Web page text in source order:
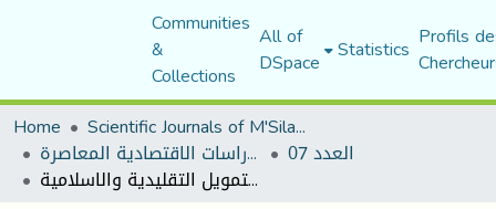
Communities
&
Collections
All of
DSpace Statistics Profils
Home
Scientific Journals of M'Sila University
مجلة الدراسات الاقتصادية المعاصرة العدد 07
حاجة المؤسسة الاقتصادية إلى التمويل في ظل التمايز بين مصادر التمويل التقليدية والاسلامية